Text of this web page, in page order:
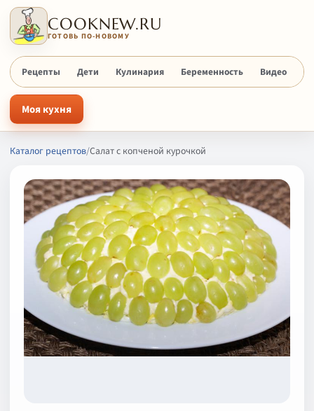
COOKNEW.RU
ГОТОВЬ ПО-НОВОМУ
Рецепты Дети Кулинария Беременность Видео
Моя кухня
Каталог рецептов/Салат с копченой курочкой